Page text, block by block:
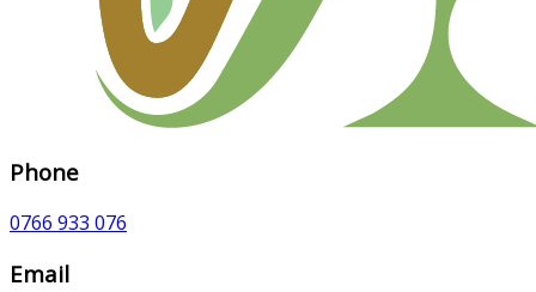
Phone
0766 933 076
Email